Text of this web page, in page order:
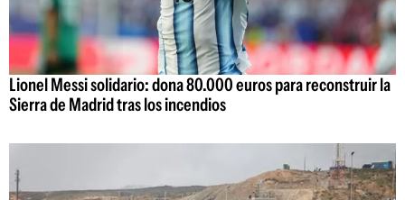
Lionel Messi solidario: dona 80.000 euros para reconstruir la
Sierra de Madrid tras los incendios